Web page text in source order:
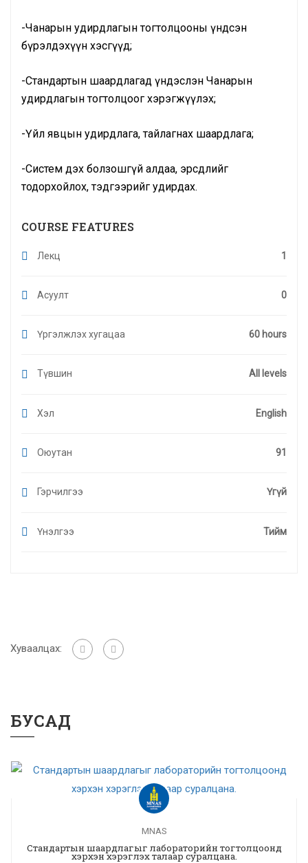
-Чанарын удирдлагын тогтолцооны үндсэн
бүрэлдэхүүн хэсгүүд;
-Стандартын шаардлагад үндэслэн Чанарын
удирдлагын тогтолцоог хэрэгжүүлэх;
-Үйл явцын удирдлага, тайлагнах шаардлага;
-Систем дэх болзошгүй алдаа, эрсдлийг
тодорхойлох, тэдгээрийг удирдах.
COURSE FEATURES
Лекц 1
Асуулт 0
Үргэлжлэх хугацаа 60 hours
Түвшин All levels
Хэл English
Оюутан 91
Гэрчилгээ Үгүй
Үнэлгээ Тийм
Хуваалцах:
БУСАД
MNAS
Стандартын шаардлагыг лабораторийн тогтолцоонд
хэрхэн хэрэглэх талаар суралцана.